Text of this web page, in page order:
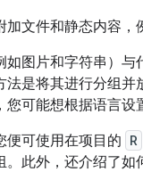
文件和静态内容，
如图片和字符串）
法是将其进行分组
可能想根据语言设
便可使用在项目的 R
。此外，还介绍了